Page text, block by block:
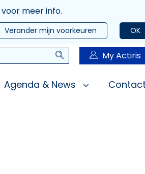
voor meer info.
OK
Verander mijn voorkeuren
Zoeken My Actiris
Agenda & News Contact